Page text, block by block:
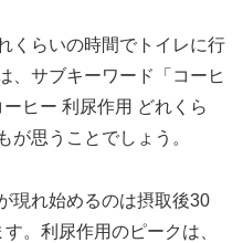
くらいの時間でトイレに行
、サブキーワード「コーヒ
ヒー 利尿作用 どれくら
が思うことでしょう。
現れ始めるのは摂取後30
。利尿作用のピークは、